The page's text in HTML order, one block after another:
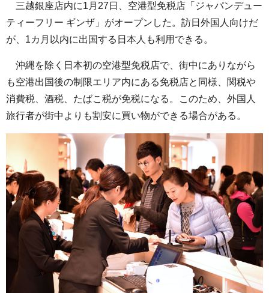
三越銀座店内に1月27日、空港型免税店「ジャパンデュー
ティーフリー ギンザ」がオープンした。訪日外国人向けだ
が、1カ月以内に出国する日本人も利用できる。
沖縄を除く日本初の空港型免税店で、街中にありながら
も空港出国後の制限エリア内にある免税店と同様、関税や
消費税、酒税、たばこ税が免税になる。このため、外国人
旅行者が街中よりも割安に買い物ができる場合がある。